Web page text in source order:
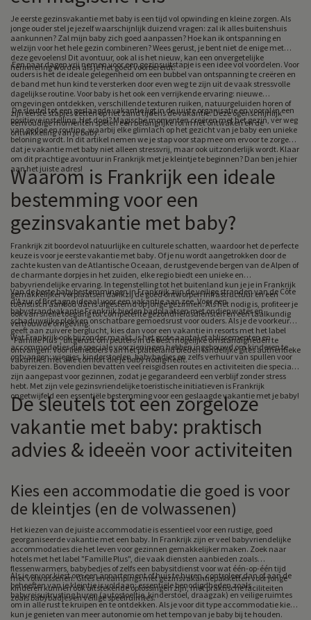
Je eerste gezinsvakantie met baby is een tijd vol opwinding en kleine zorgen. Als
jonge ouder stel je jezelf waarschijnlijk duizend vragen: zal ik alles buitenshuis
aankunnen? Zal mijn baby zich goed aanpassen? Hoe kan ik ontspanning en
welzijn voor het hele gezin combineren?Wees gerust, je bent niet de enige met
deze gevoelens! Dit avontuur, ook al is het nieuw, kan een onvergetelijke
herinnering worden als je het goed voorbereidt.
Een paar dagen vrij nemen voor een gezinsuitstapje is een idee vol voordelen. Voor
ouders is het de ideale gelegenheid om een bubbel van ontspanning te creëren en
de band met hun kind te versterken door even weg te zijn uit de vaak stressvolle
dagelijkse routine. Voor baby is het ook een verrijkende ervaring: nieuwe
omgevingen ontdekken, verschillende texturen ruiken, natuurgeluiden horen of
zijn eerste stapjes zetten op het zand tijdens de vakantie. Deze ogenschijnlijk
eenvoudige momenten spelen een belangrijke rol in het ontwaken en de
ontwikkeling van je baby.
De sleutel tot een geslaagde vakantie ligt in de juiste organisatie en vooral in een
positieve instelling. Het doel? Magische momenten creëren met het gezin, ver weg
van gedoe en routine, waarbij elke glimlach op het gezicht van je baby een unieke
beloning wordt. In dit artikel nemen we je stap voor stap mee om ervoor te zorgen
dat je vakantie met baby niet alleen stressvrij, maar ook uitzonderlijk wordt. Klaar
om dit prachtige avontuur in Frankrijk met je kleintje te beginnen? Dan ben je hier
aan het juiste adres!
Waarom is Frankrijk een ideale
bestemming voor een
gezinsvakantie met baby?
Frankrijk zit boordevol natuurlijke en culturele schatten, waardoor het de perfecte
keuze is voor je eerste vakantie met baby. Of je nu wordt aangetrokken door de
zachte kusten van de Atlantische Oceaan, de rustgevende bergen van de Alpen of
de charmante dorpjes in het zuiden, elke regio biedt een unieke en
babyvriendelijke ervaring. In tegenstelling tot het buitenland kun je je in Frankrijk
gemakkelijker verplaatsen dankzij de goed ontworpen infrastructuur en een
toeristisch aanbod dat is afgestemd op jonge gezinnen. Als het nodig is, profiteer je
ook van snelle toegang tot competente gezondheidsdiensten en een taalkundig
vertrouwde omgeving.
Van de beste babybestemmingen in Frankrijk zijn de veilige stranden van de Côte
d'Azur of Bretagne ideaal voor een vakantie aan zee. Voor een
babystrandvakantie Frankrijk bieden badplaatsen met ondiep water en
schaduwrijke plekken onschatbare gemoedsrust voor ouders. Als je de voorkeur
geeft aan zuivere berglucht, kies dan voor een vakantie in resorts met het label
"Famille Plus", uitgerust om peuters in de best mogelijke omstandigheden te
ontvangen.Voor liefhebbers van het platteland bieden landelijke gîtes authentieke
vakanties met alle comfort die je baby nodig heeft.
Wat Frankrijk ook bijzonder maakt, is het grote aantal etablissementen en
accommodaties die speciale voorzieningen hebben ingebouwd om kinderen te
ontvangen: wiegjes, kinderstoelen, babybadjes en zelfs verhuur van spullen voor
babyreizen. Bovendien bevatten veel reisgidsen routes en activiteiten die speciaal
zijn aangepast voor gezinnen, zodat je gegarandeerd een verblijf zonder stress
hebt. Met zijn vele gezinsvriendelijke toeristische initiatieven is Frankrijk
ongetwijfeld een essentiële bestemming voor een geslaagde vakantie met je baby!
De sleutels tot een zorgeloze
vakantie met baby: praktisch
advies & ideeën voor activiteiten
Kies een accommodatie die goed is voor
de kleintjes (en de volwassenen)
Het kiezen van de juiste accommodatie is essentieel voor een rustige, goed
georganiseerde vakantie met een baby. In Frankrijk zijn er veel babyvriendelijke
accommodaties die het leven voor gezinnen gemakkelijker maken. Zoek naar
hotels met het label "Famille Plus", die vaak diensten aanbieden zoals
flessenwarmers, babybedjes of zelfs een babysitdienst voor wat één-op-één tijd
met volwassenen. Gîtes en campings met gezinsvakantiepakketten voor jonge
kinderen kunnen ook uitstekende oplossingen zijn, met praktische faciliteiten
zoals babybadjes en veilige speelruimtes.
Als je ervoor kiest om een appartement of huis te huren, controleer dan of aan de
behoeften van je kleintje is voldaan: essentiële benodigdheden zoals
babyreisuitrusting huren (autostoeltje, kinderstoel, draagzak) en veilige ruimtes
om in alle rust te kruipen en te ontdekken. Als je voor dit type accommodatie kiest,
kun je genieten van meer autonomie om het tempo van je baby bij te houden.